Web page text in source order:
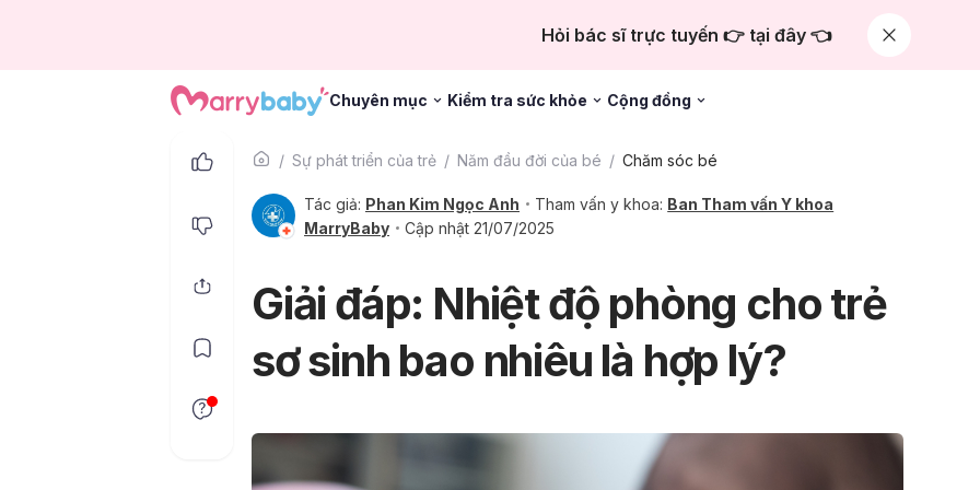
Hỏi bác sĩ trực tuyến 👉 tại đây 👈
Chuyên mục Kiểm tra sức khỏe Cộng đồng
Sự phát triển của trẻ Năm đầu đời của bé Chăm sóc bé
Tác giả: Phan Kim Ngọc Anh Tham vấn y khoa: Ban Tham vấn Y khoa
MarryBaby
Cập nhật 21/07/2025
Giải đáp: Nhiệt độ phòng cho trẻ
sơ sinh bao nhiêu là hợp lý?